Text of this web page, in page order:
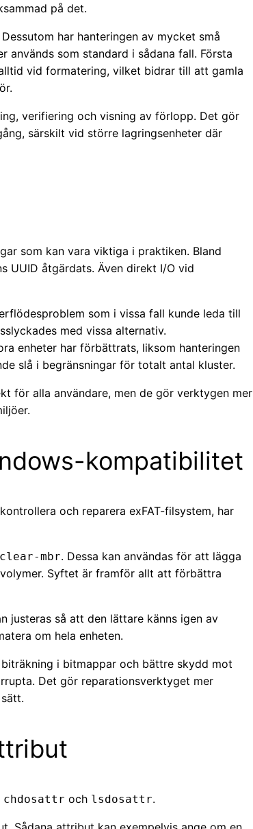
på det.
har hanteringen av mycket små
som standard i sådana fall. Första
vid formatering, vilket bidrar till att gamla
verifiering och visning av förlopp. Det gör
särskilt vid större lagringsenheter där
som kan vara viktiga i praktiken. Bland
UUID åtgärdats. Även direkt I/O vid
som i vissa fall kunde leda till
med vissa alternativ.
enheter har förbättrats, liksom hanteringen
slå i begränsningar för totalt antal kluster.
för alla användare, men de gör verktygen mer
kompatibilitet
och reparera exFAT-filsystem, har
mbr. Dessa kan användas för att lägga
Syftet är framför allt att förbättra
justeras så att den lättare känns igen av
om hela enheten.
i bitmappar och bättre skydd mot
Det gör reparationsverktyget mer
chdosattr och lsdosattr.